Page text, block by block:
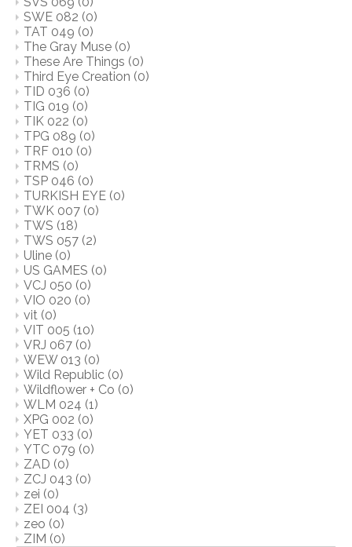
SWE 082 (0)
TAT 049 (0)
The Gray Muse (0)
These Are Things (0)
Third Eye Creation (0)
TID 036 (0)
TIG 019 (0)
TIK 022 (0)
TPG 089 (0)
TRF 010 (0)
TRMS (0)
TSP 046 (0)
TURKISH EYE (0)
TWK 007 (0)
TWS (18)
TWS 057 (2)
Uline (0)
US GAMES (0)
VCJ 050 (0)
VIO 020 (0)
vit (0)
VIT 005 (10)
VRJ 067 (0)
WEW 013 (0)
Wild Republic (0)
Wildflower + Co (0)
WLM 024 (1)
XPG 002 (0)
YET 033 (0)
YTC 079 (0)
ZAD (0)
ZCJ 043 (0)
zei (0)
ZEI 004 (3)
zeo (0)
ZIM (0)